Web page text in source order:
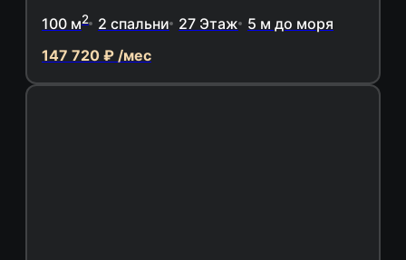
100 м2 2 спальни 27 Этаж 5 м до моря
147 720 ₽ /мес